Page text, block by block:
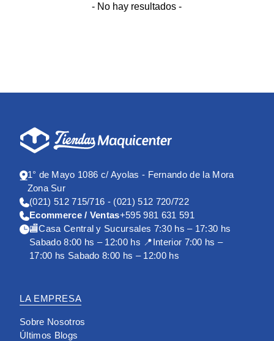
- No hay resultados -
1° de Mayo 1086 c/ Ayolas - Fernando de la Mora
Zona Sur
(021) 512 715/716 - (021) 512 720/722
Ecommerce / Ventas+595 981 631 591
🏬Casa Central y Sucursales 7:30 hs – 17:30 hs
Sabado 8:00 hs – 12:00 hs 📍Interior 7:00 hs –
17:00 hs Sabado 8:00 hs – 12:00 hs
LA EMPRESA
Sobre Nosotros
Últimos Blogs